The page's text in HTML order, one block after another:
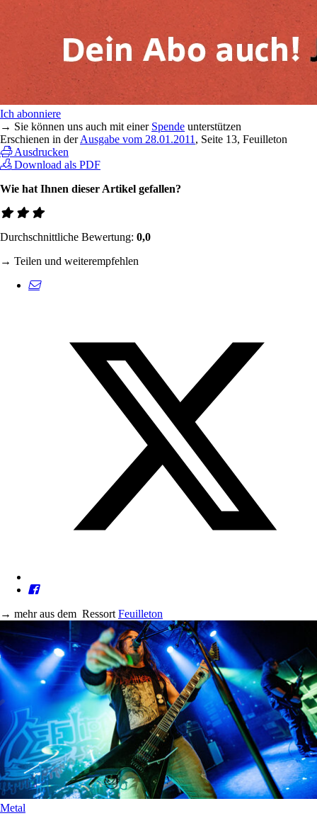
Ich abonniere
→ Sie können uns auch mit einer Spende unterstützen
Erschienen in derAusgabe vom 28.01.2011 , Seite 13, Feuilleton
Ausdrucken
Download als PDF
Wie hat Ihnen dieser Artikel gefallen?
Durchschnittliche Bewertung: 0,0
→ Teilen und weiterempfehlen
→ mehr aus dem Ressort Feuilleton
Metal